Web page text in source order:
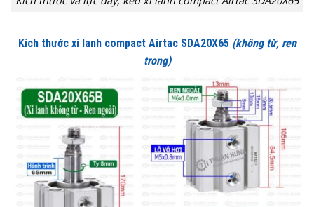
Kích thước xi lanh compact Airtac SDA20X65(không từ, ren
trong)